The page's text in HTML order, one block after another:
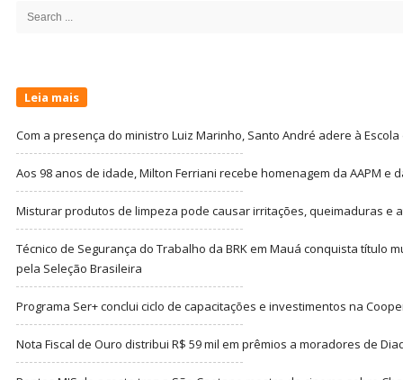
Search
Leia mais
Com a presença do ministro Luiz Marinho, Santo André adere à
Aos 98 anos de idade, Milton Ferriani recebe homenagem da AAPM e
Misturar produtos de limpeza pode causar irritações, queimaduras e
Técnico de Segurança do Trabalho da BRK em Mauá conquista título
pela Seleção Brasileira
Programa Ser+ conclui ciclo de capacitações e investimentos na
Nota Fiscal de Ouro distribui R$ 59 mil em prêmios a moradores de